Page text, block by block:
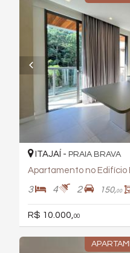
ITAJAÍ - PRAIA BRAVA
Apartamento no Edifício
3 4 2 150,00
R$ 10.000,00